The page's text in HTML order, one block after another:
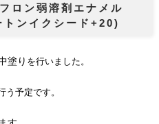
ロン弱溶剤エナメル
ンイクシード+20)
塗り を行いました。
う予定です。